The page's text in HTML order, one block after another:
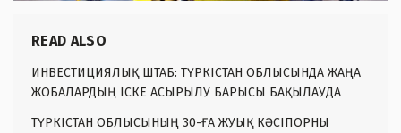
READ ALSO
ИНВЕСТИЦИЯЛЫҚ ШТАБ: ТҮРКІСТАН ОБЛЫСЫНДА ЖАҢА
ЖОБАЛАРДЫҢ ІСКЕ АСЫРЫЛУ БАРЫСЫ БАҚЫЛАУДА
ТҮРКІСТАН ОБЛЫСЫНЫҢ 30-ҒА ЖУЫҚ КӘСІПОРНЫ